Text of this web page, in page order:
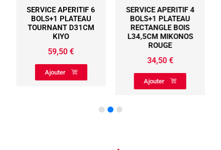
SERVICE APERITIF 6
BOLS+1 PLATEAU
TOURNANT D31CM
KIYO
59,50 €
Ajouter
SERVICE APERITIF 4
BOLS+1 PLATEAU
RECTANGLE BOIS
L34,5CM MIKONOS
ROUGE
34,50€
Ajouter